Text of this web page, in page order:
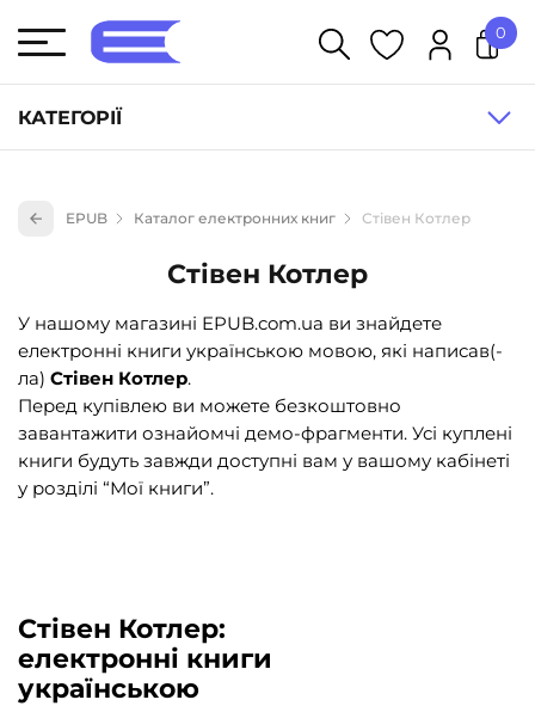
КАТЕГОРІЇ
Книги для дітей (835)
Книги для підлітків (240)
Науково-популярна література (1015)
Навчальна література та посібники (527)
Енциклопедії, довідники, словники (55)
Подарункові сертифікати (1)
0
EPUB Каталог електронних книг Стівен Котлер
Стівен Котлер
У нашому магазині EPUB.com.ua ви знайдете
електронні книги українською мовою, які написав(-
ла) Стівен Котлер.
Перед купівлею ви можете безкоштовно
завантажити ознайомчі демо-фрагменти. Усі куплені
книги будуть завжди доступні вам у вашому кабінеті
у розділі “Мої книги”.
Стівен Котлер:
електронні книги
українською